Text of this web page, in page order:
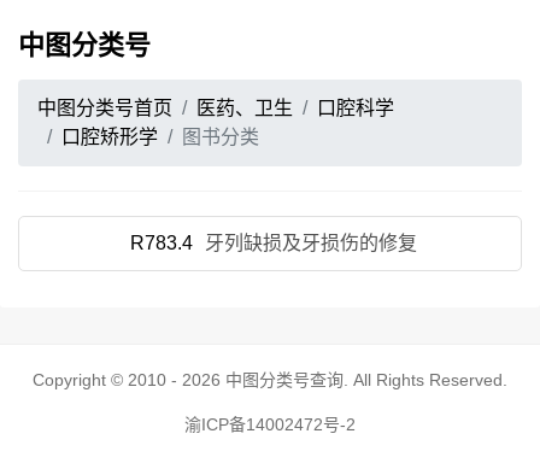
中图分类号
中图分类号首页 医药、卫生
口腔科学
口腔矫形学
图书分类
R783.4 牙列缺损及牙损伤的修复
Copyright © 2010 - 2026 中图分类号查询 . All Rights Reserved.
渝ICP备14002472号-2